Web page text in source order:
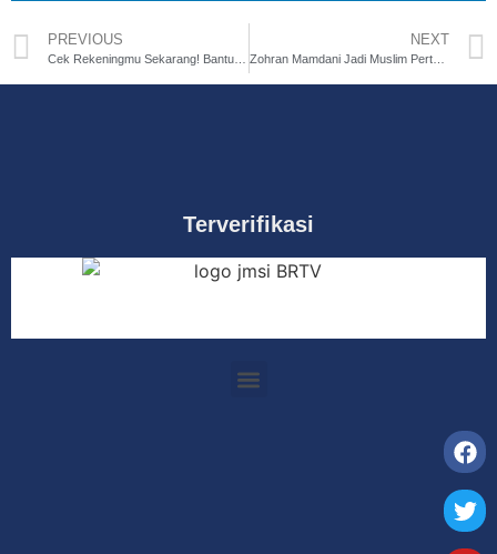
PREVIOUS NEXT
Zohran Mamdani Jadi Muslim Pertama Calon Wali Kota New York
Terverifikasi